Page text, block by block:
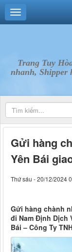
Trang Tuy
nhanh, Shipper
Gửi hàng
Yên Bái
Thứ sáu - 20/12/2024
Gửi hàng chành
đi Nam Định Dịch
Bái – Công Ty